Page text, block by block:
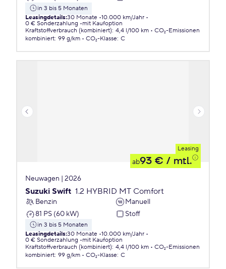
in 3 bis 5 Monaten
Leasingdetails:30 Monate 10.000 km/Jahr
0 € Sonderzahlung
mit Kaufoption
Kraftstoffverbrauch (kombiniert): 4,4 l/100 km
CO₂-Emissionen
kombiniert: 99 g/km CO₂-Klasse: C
Leasing
ab93 € / mtl.
Neuwagen | 2026
Suzuki Swift 1.2 HYBRID MT Comfort
Benzin
Manuell
81 PS (60 kW)
Stoff
in 3 bis 5 Monaten
Leasingdetails:30 Monate 10.000 km/Jahr
0 € Sonderzahlung
mit Kaufoption
Kraftstoffverbrauch (kombiniert): 4,4 l/100 km
CO₂-Emissionen
kombiniert: 99 g/km CO₂-Klasse: C